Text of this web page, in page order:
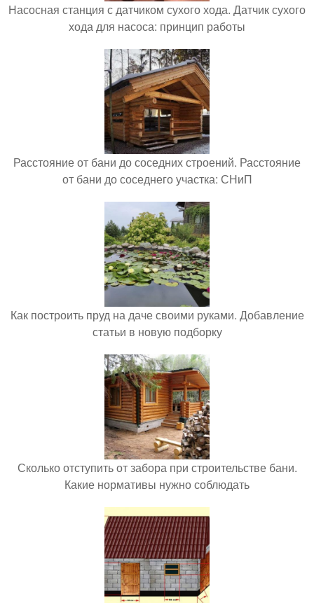
Насосная станция с датчиком сухого хода. Датчик сухого
хода для насоса: принцип работы
Расстояние от бани до соседних строений. Расстояние
от бани до соседнего участка: СНиП
Как построить пруд на даче своими руками. Добавление
статьи в новую подборку
Сколько отступить от забора при строительстве бани.
Какие нормативы нужно соблюдать